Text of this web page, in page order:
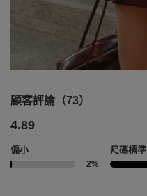
顧客評論（73）
4.89
偏小
2%
尺碼標準